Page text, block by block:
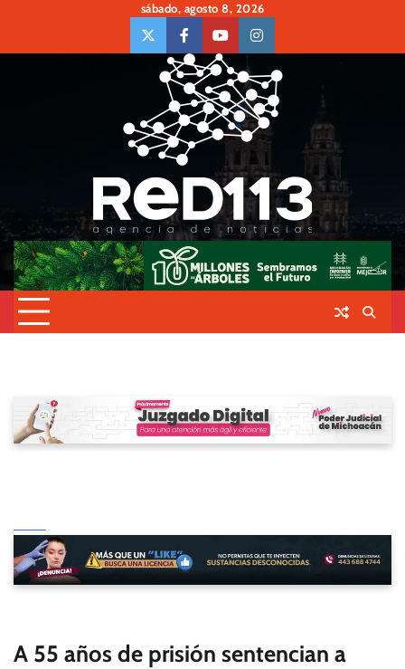
content
sábado, agosto 8, 2026
twiter Face Youtubeinsta
A 55 años de prisión sentencian a